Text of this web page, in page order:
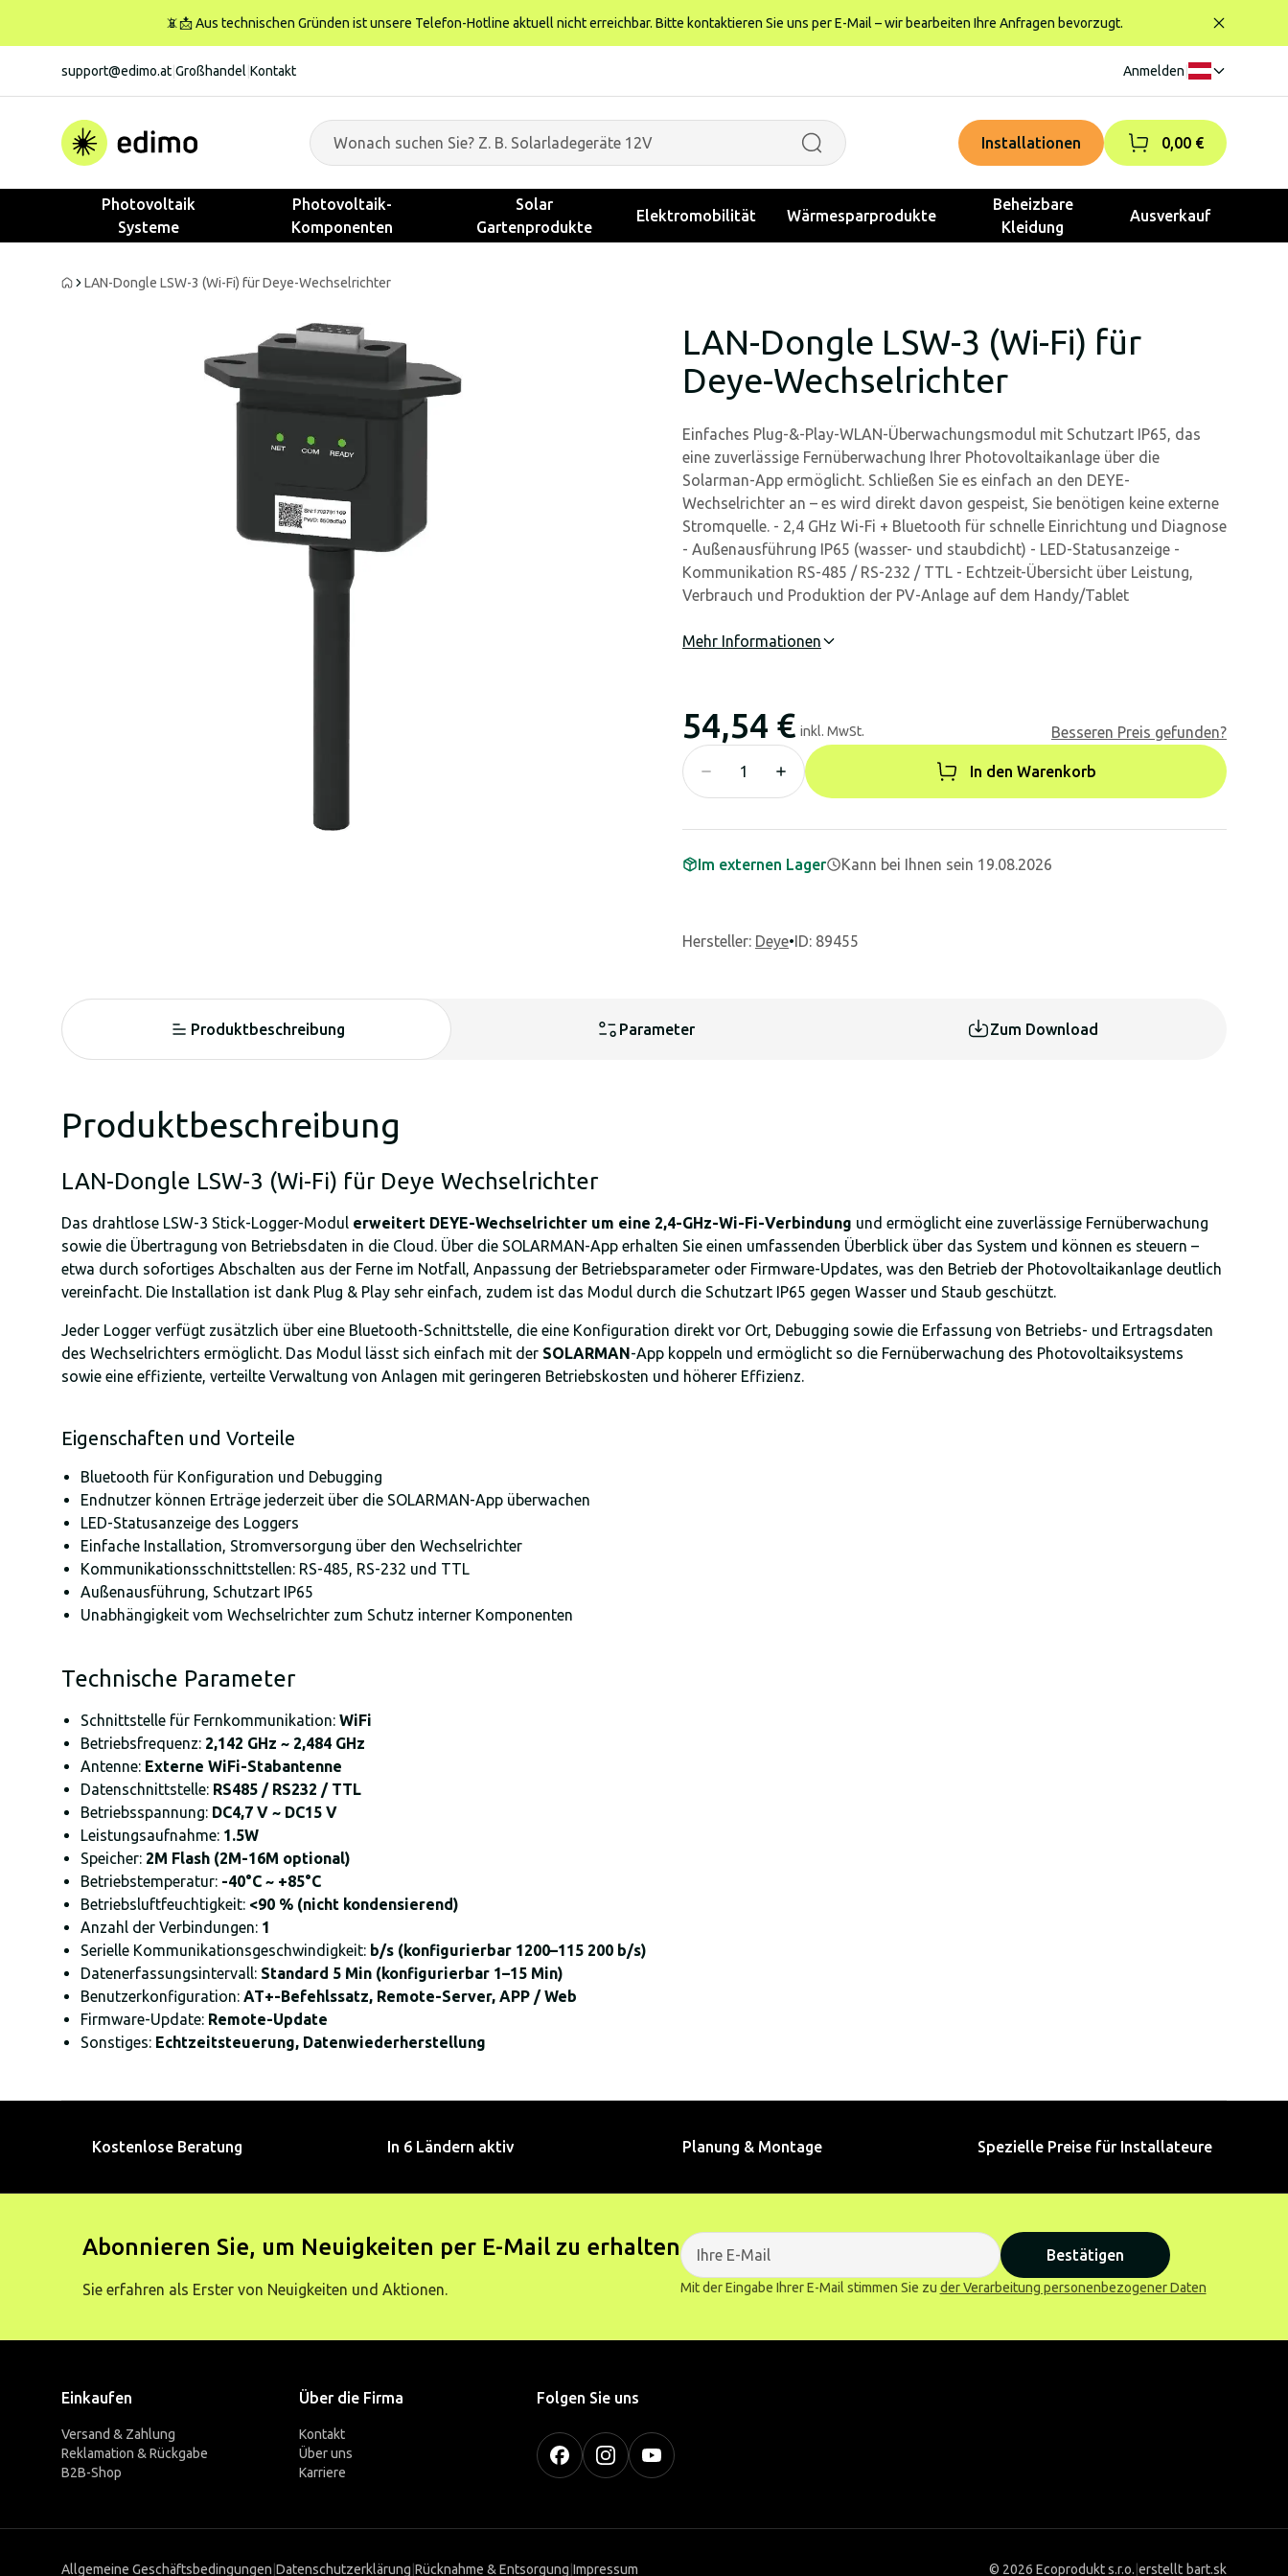
📵📩 Aus technischen Gründen ist unsere Telefon-Hotline aktuell nicht erreichbar. Bitte kontaktieren Sie uns per E-Mail – wir bearbeiten Ihre Anfragen bevorzugt.
support@edimo.at Großhandel Kontakt Anmelden
Installationen 0,00 €
Photovoltaik
Systeme
Photovoltaik-
Komponenten
Solar
Gartenprodukte
Elektromobilität Wärmesparprodukte
Beheizbare
Kleidung
Ausverkauf
LAN-Dongle LSW-3 (Wi-Fi) für Deye-Wechselrichter
LAN-Dongle LSW-3 (Wi-Fi) für
Deye-Wechselrichter
Einfaches Plug-&-Play-WLAN-Überwachungsmodul mit Schutzart IP65, das
eine zuverlässige Fernüberwachung Ihrer Photovoltaikanlage über die
Solarman-App ermöglicht. Schließen Sie es einfach an den DEYE-
Wechselrichter an – es wird direkt davon gespeist, Sie benötigen keine externe
Stromquelle. - 2,4 GHz Wi-Fi + Bluetooth für schnelle Einrichtung und Diagnose
- Außenausführung IP65 (wasser- und staubdicht) - LED-Statusanzeige -
Kommunikation RS-485 / RS-232 / TTL - Echtzeit-Übersicht über Leistung,
Verbrauch und Produktion der PV-Anlage auf dem Handy/Tablet
Mehr Informationen
54,54 € inkl. MwSt. Besseren Preis gefunden?
In den Warenkorb
Im externen Lager Kann bei Ihnen sein 19.08.2026
Hersteller: Deye•ID: 89455
Produktbeschreibung Parameter Zum Download
Produktbeschreibung
LAN-Dongle LSW-3 (Wi-Fi) für Deye Wechselrichter
Das drahtlose LSW-3 Stick-Logger-Modul erweitert DEYE-Wechselrichter um eine 2,4-GHz-Wi-Fi-Verbindung und ermöglicht eine zuverlässige Fernüberwachung
sowie die Übertragung von Betriebsdaten in die Cloud. Über die SOLARMAN-App erhalten Sie einen umfassenden Überblick über das System und können es steuern –
etwa durch sofortiges Abschalten aus der Ferne im Notfall, Anpassung der Betriebsparameter oder Firmware-Updates, was den Betrieb der Photovoltaikanlage deutlich
vereinfacht. Die Installation ist dank Plug & Play sehr einfach, zudem ist das Modul durch die Schutzart IP65 gegen Wasser und Staub geschützt.
Jeder Logger verfügt zusätzlich über eine Bluetooth-Schnittstelle, die eine Konfiguration direkt vor Ort, Debugging sowie die Erfassung von Betriebs- und Ertragsdaten
des Wechselrichters ermöglicht. Das Modul lässt sich einfach mit der SOLARMAN-App koppeln und ermöglicht so die Fernüberwachung des Photovoltaiksystems
sowie eine effiziente, verteilte Verwaltung von Anlagen mit geringeren Betriebskosten und höherer Effizienz.
Eigenschaften und Vorteile
Bluetooth für Konfiguration und Debugging
Endnutzer können Erträge jederzeit über die SOLARMAN-App überwachen
LED-Statusanzeige des Loggers
Einfache Installation, Stromversorgung über den Wechselrichter
Kommunikationsschnittstellen: RS-485, RS-232 und TTL
Außenausführung, Schutzart IP65
Unabhängigkeit vom Wechselrichter zum Schutz interner Komponenten
Technische Parameter
Schnittstelle für Fernkommunikation: WiFi
Betriebsfrequenz: 2,142 GHz ~ 2,484 GHz
Antenne: Externe WiFi-Stabantenne
Datenschnittstelle: RS485 / RS232 / TTL
Betriebsspannung: DC4,7 V ~ DC15 V
Leistungsaufnahme: 1.5W
Speicher: 2M Flash (2M-16M optional)
Betriebstemperatur: -40°C ~ +85°C
Betriebsluftfeuchtigkeit: <90 % (nicht kondensierend)
Anzahl der Verbindungen: 1
Serielle Kommunikationsgeschwindigkeit: b/s (konfigurierbar 1200–115 200 b/s)
Datenerfassungsintervall: Standard 5 Min (konfigurierbar 1–15 Min)
Benutzerkonfiguration: AT+-Befehlssatz, Remote-Server, APP / Web
Firmware-Update: Remote-Update
Sonstiges: Echtzeitsteuerung, Datenwiederherstellung
Kostenlose Beratung In 6 Ländern aktiv Planung & Montage Spezielle Preise für Installateure
Abonnieren Sie, um Neuigkeiten per E-Mail zu erhalten
Sie erfahren als Erster von Neuigkeiten und Aktionen.
Bestätigen
Mit der Eingabe Ihrer E-Mail stimmen Sie zu der Verarbeitung personenbezogener Daten
Einkaufen
Versand & Zahlung
Reklamation & Rückgabe
B2B-Shop
Über die Firma
Kontakt
Über uns
Karriere
Folgen Sie uns
Allgemeine Geschäftsbedingungen Datenschutzerklärung Rücknahme & Entsorgung Impressum © 2026 Ecoprodukt s.r.o. erstellt bart.sk